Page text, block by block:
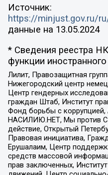
Источник:
https://minjust.gov.ru/
данные на 13.05.2024
* Сведения реестра
функции иностранного
Лилит, Правозащитная
Нижегородский центр
Центр гендерных
граждан Штаб, Институт
Фонд борьбы с коррупцией,
НАСИЛИЮ.НЕТ, Мы против
действие, Открытый
Правовая инициатива,
Ерушалаим, Центр
средств массовой
прав заключенных,